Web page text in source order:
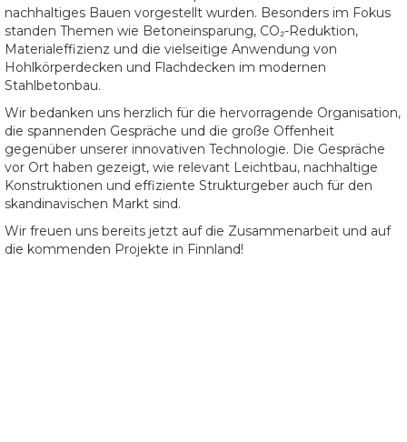
nachhaltiges Bauen vorgestellt wurden. Besonders im Fokus
standen Themen wie Betoneinsparung, CO₂-Reduktion,
Materialeffizienz und die vielseitige Anwendung von
Hohlkörperdecken und Flachdecken im modernen
Stahlbetonbau.
Wir bedanken uns herzlich für die hervorragende Organisation,
die spannenden Gespräche und die große Offenheit
gegenüber unserer innovativen Technologie. Die Gespräche
vor Ort haben gezeigt, wie relevant Leichtbau, nachhaltige
Konstruktionen und effiziente Strukturgeber auch für den
skandinavischen Markt sind.
Wir freuen uns bereits jetzt auf die Zusammenarbeit und auf
die kommenden Projekte in Finnland!